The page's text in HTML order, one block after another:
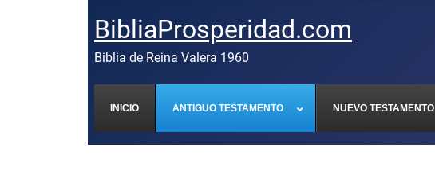
BibliaProsperidad.com
Biblia de Reina Valera 1960
INICIO ANTIGUO TESTAMENTO NUEVO TESTAMENTO